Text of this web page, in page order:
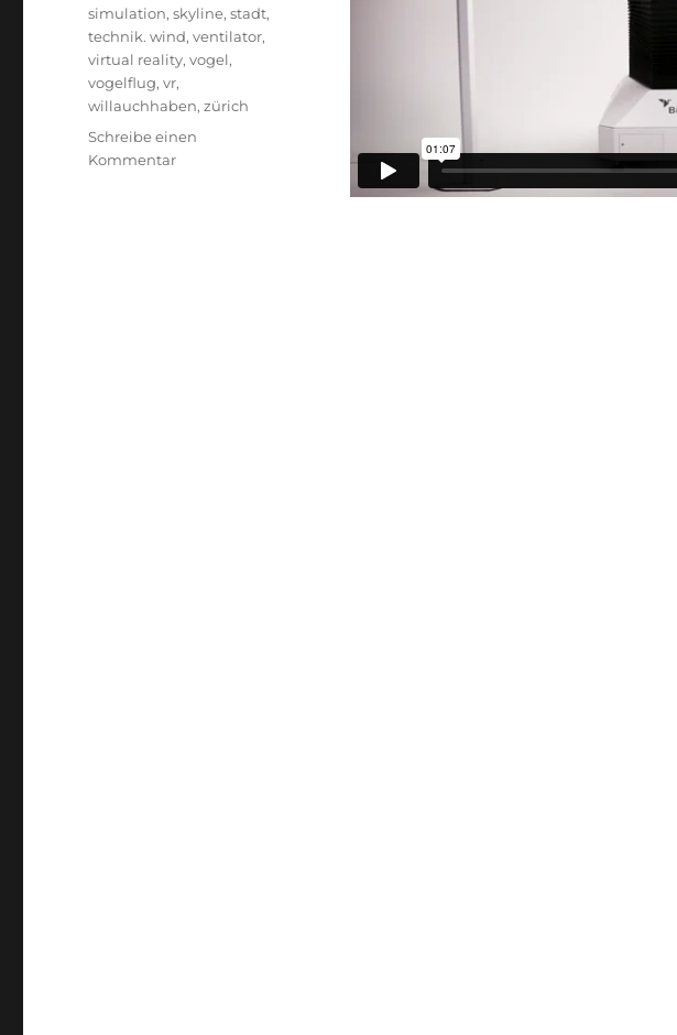
simulation,skyline,stadt,
technik. wind,ventilator,
virtual reality,vogel,
vogelflug,vr,
willauchhaben,zürich
Schreibe einen
Kommentarzu